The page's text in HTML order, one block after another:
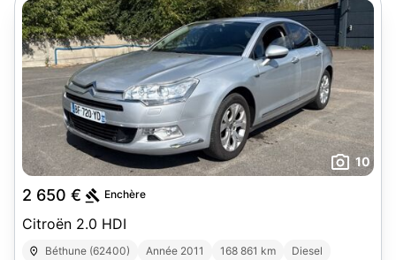
10
2 650 € Enchère
Citroën 2.0 HDI
Béthune (62400) Année 2011 168 861 km
Diesel